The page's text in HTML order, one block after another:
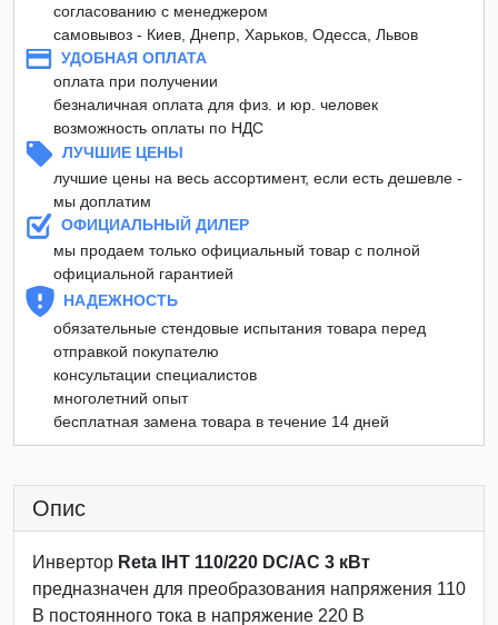
согласованию с менеджером
самовывоз - Киев, Днепр, Харьков, Одесса, Львов
УДОБНАЯ ОПЛАТА
оплата при получении
безналичная оплата для физ. и юр. человек
возможность оплаты по НДС
ЛУЧШИЕ ЦЕНЫ
лучшие цены на весь ассортимент, если есть дешевле -
мы доплатим
ОФИЦИАЛЬНЫЙ ДИЛЕР
мы продаем только официальный товар с полной
официальной гарантией
НАДЕЖНОСТЬ
обязательные стендовые испытания товара перед
отправкой покупателю
консультации специалистов
многолетний опыт
бесплатная замена товара в течение 14 дней
Опис
Инвертор Reta ІНТ 110/220 DC/AC 3 кВт
предназначен для преобразования напряжения 110
В постоянного тока в напряжение 220 В